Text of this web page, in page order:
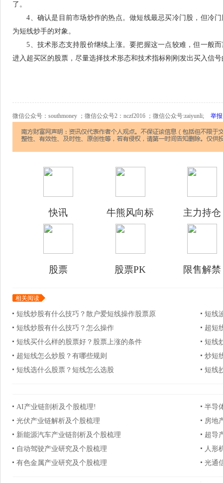
了。
4、确认是目前市场炒作的热点。做短线最忌买冷门股，但冷门
为短线炒手的对象。
5、技术形态支持股价继续上涨。要把握这一点较难，但一般而
进入超买区的股票，尽量选择技术形态和技术指标刚刚发出买入信
微信公众号：southmoney ；微信公众号2：nczf2016 ；微信公众号:zaiyunli; 举报
快讯 牛熊风向标 主力持仓
股票 股票PK 限售解禁
相关阅读
短线炒股有什么技巧？散户爱短线操作股票原
短线
短线炒股有什么技巧？怎么操作
超短
短线买什么样的股票好？股票上涨的条件
短线
超短线怎么炒股？有哪些规则
炒短
短线选什么股票？短线怎么选股
短线
AI产业链剖析及个股梳理!
半导
光伏产业链解析及个股梳理
房地
新能源汽车产业链剖析及个股梳理
超导
自动驾驶产业研究及个股梳理
人形
有色金属产业研究及个股梳理
光通